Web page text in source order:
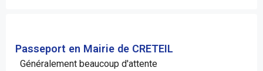
Passeport en Mairie de CRETEIL
Généralement beaucoup d'attente